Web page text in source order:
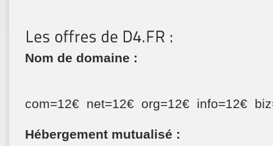
Nom de domaine :
com=12€ net=12€ org=12€ info=12€
Hébergement mutualisé :